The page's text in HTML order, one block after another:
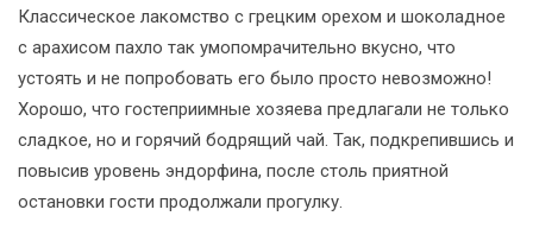
Классическое лакомство с грецким орехом и шоколадное
с арахисом пахло так умопомрачительно вкусно, что
устоять и не попробовать его было просто невозможно!
Хорошо, что гостеприимные хозяева предлагали не только
сладкое, но и горячий бодрящий чай. Так, подкрепившись и
повысив уровень эндорфина, после столь приятной
остановки гости продолжали прогулку.